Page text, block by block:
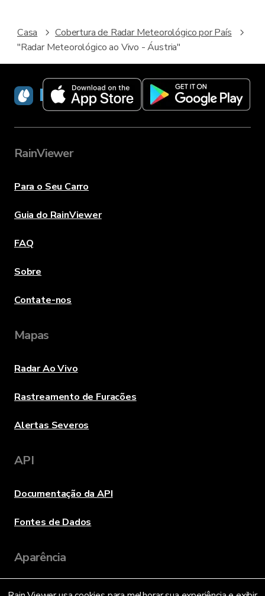
Casa
Cobertura de Radar Meteorológico por País
"Radar Meteorológico ao Vivo - Áustria"
RainViewer
RainViewer
Para o Seu Carro
Guia do RainViewer
FAQ
Sobre
Contate-nos
Mapas
Radar Ao Vivo
Rastreamento de Furacões
Alertas Severos
API
Documentação da API
Fontes de Dados
Aparência